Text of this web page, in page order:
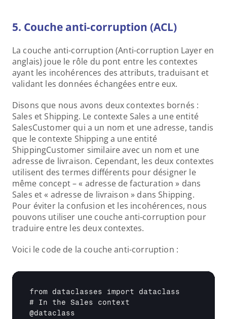
5. Couche anti-corruption (ACL)
La couche anti-corruption (Anti-corruption Layer en
anglais) joue le rôle du pont entre les contextes
ayant les incohérences des attributs, traduisant et
validant les données échangées entre eux.
Disons que nous avons deux contextes bornés :
Sales et Shipping. Le contexte Sales a une entité
SalesCustomer qui a un nom et une adresse, tandis
que le contexte Shipping a une entité
ShippingCustomer similaire avec un nom et une
adresse de livraison. Cependant, les deux contextes
utilisent des termes différents pour désigner le
même concept – « adresse de facturation » dans
Sales et « adresse de livraison » dans Shipping.
Pour éviter la confusion et les incohérences, nous
pouvons utiliser une couche anti-corruption pour
traduire entre les deux contextes.
Voici le code de la couche anti-corruption :
from dataclasses import dataclass
# In the Sales context
@dataclass